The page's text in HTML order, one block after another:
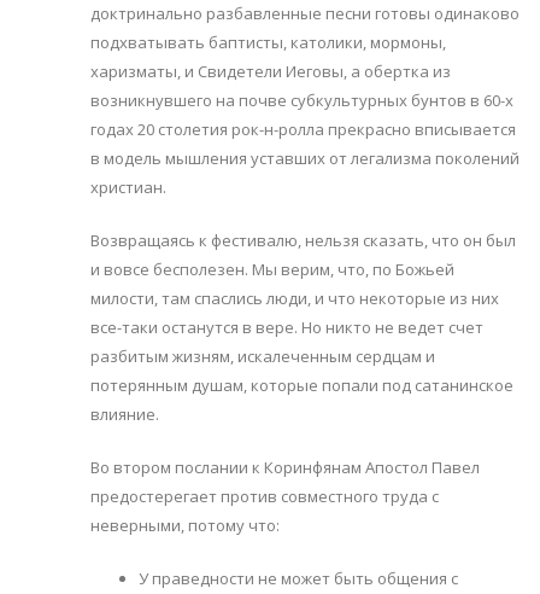
доктринально разбавленные песни готовы одинаково
подхватывать баптисты, католики, мормоны,
харизматы, и Свидетели Иеговы, а обертка из
возникнувшего на почве субкультурных бунтов в 60-х
годах 20 столетия рок-н-ролла прекрасно вписывается
в модель мышления уставших от легализма поколений
христиан.
Возвращаясь к фестивалю, нельзя сказать, что он был
и вовсе бесполезен. Мы верим, что, по Божьей
милости, там спаслись люди, и что некоторые из них
все-таки останутся в вере. Но никто не ведет счет
разбитым жизням, искалеченным сердцам и
потерянным душам, которые попали под сатанинское
влияние.
Во втором послании к Коринфянам Апостол Павел
предостерегает против совместного труда с
неверными, потому что:
У праведности не может быть общения с